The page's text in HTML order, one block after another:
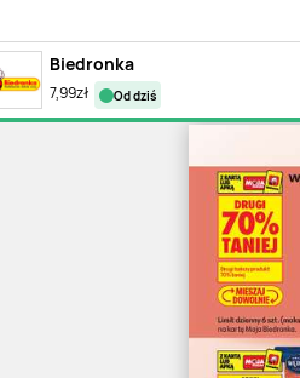
Biedronka
7,99zł od dziś